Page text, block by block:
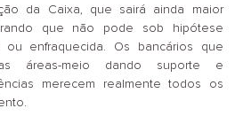
da Caixa, que sairá ainda maior
que não pode sob hipótese
ou enfraquecida. Os bancários que
áreas-meio dando suporte e
merecem realmente todos os